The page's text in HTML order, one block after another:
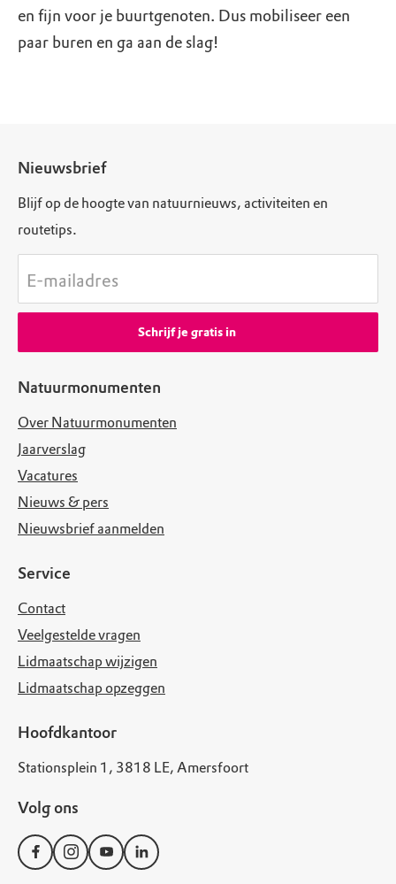
en fijn voor je buurtgenoten. Dus mobiliseer een
paar buren en ga aan de slag!
Natuurmonumenten
Over Natuurmonumenten
Jaarverslag
Vacatures
Nieuws & pers
Nieuwsbrief aanmelden
Service
Contact
Veelgestelde vragen
Lidmaatschap wijzigen
Lidmaatschap opzeggen
Hoofdkantoor
Stationsplein 1, 3818 LE, Amersfoort
Volg ons
Nieuwsbrief
Blijf op de hoogte van natuurnieuws, activiteiten en
routetips.
E-mailadres
Schrijf je gratis in